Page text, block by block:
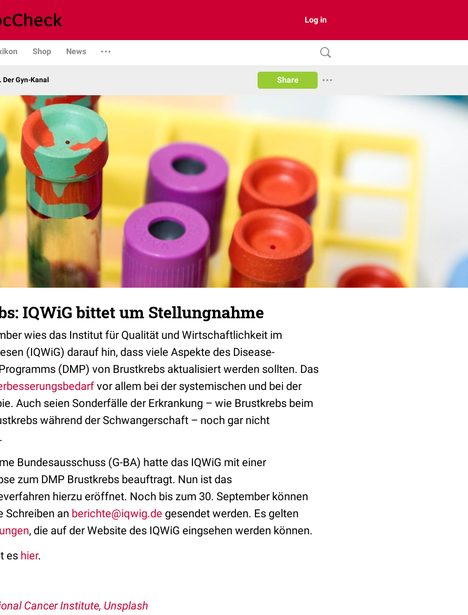
Log in
Shop News
Gyn-Kanal Share
IQWiG bittet um Stellungnahme
wies das Institut für Qualität und Wirtschaftlichkeit im
(IQWiG) darauf hin, dass viele Aspekte des Disease-
(DMP) von Brustkrebs aktualisiert werden sollten. Das
vor allem bei der systemischen und bei der
Auch seien Sonderfälle der Erkrankung – wie Brustkrebs beim
während der Schwangerschaft – noch gar nicht
Bundesausschuss (G-BA) hatte das IQWiG mit einer
zum DMP Brustkrebs beauftragt. Nun ist das
hierzu eröffnet. Noch bis zum 30. September können
Schreiben an berichte@iqwig.de gesendet werden. Es gelten
, die auf der Website des IQWiG eingsehen werden können.
es hier.
Cancer Institute, Unsplash